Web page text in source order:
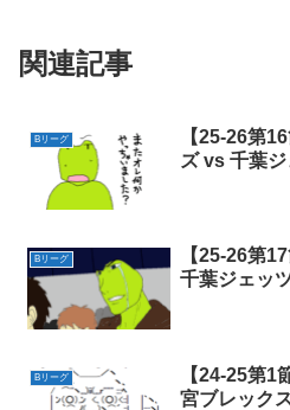
関連記事
Bリーグ
【25-26第
ズ vs 千葉ジ
Bリーグ
【25-26第
千葉ジェッ
Bリーグ
【24-25第1
宮ブレック